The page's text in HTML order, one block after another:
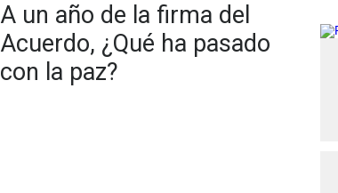
A un año de la firma del
Acuerdo, ¿Qué ha pasado
con la paz?